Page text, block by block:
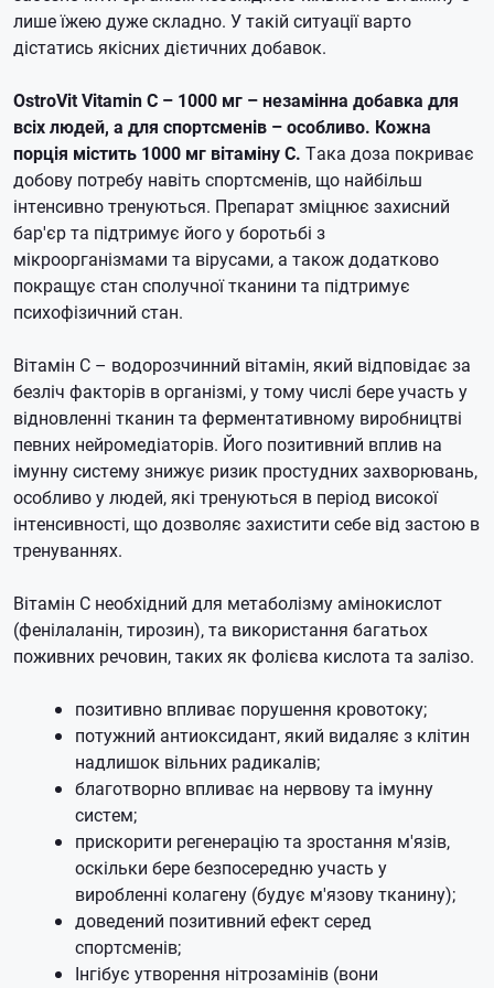
лише їжею дуже складно. У такій ситуації варто
дістатись якісних дієтичних добавок.
OstroVit Vitamin C – 1000 мг – незамінна добавка для
всіх людей, а для спортсменів – особливо. Кожна
порція містить 1000 мг вітаміну С. Така доза покриває
добову потребу навіть спортсменів, що найбільш
інтенсивно тренуються. Препарат зміцнює захисний
бар'єр та підтримує його у боротьбі з
мікроорганізмами та вірусами, а також додатково
покращує стан сполучної тканини та підтримує
психофізичний стан.
Вітамін C – водорозчинний вітамін, який відповідає за
безліч факторів в організмі, у тому числі бере участь у
відновленні тканин та ферментативному виробництві
певних нейромедіаторів. Його позитивний вплив на
імунну систему знижує ризик простудних захворювань,
особливо у людей, які тренуються в період високої
інтенсивності, що дозволяє захистити себе від застою в
тренуваннях.
Вітамін С необхідний для метаболізму амінокислот
(фенілаланін, тирозин), та використання багатьох
поживних речовин, таких як фолієва кислота та залізо.
позитивно впливає порушення кровотоку;
потужний антиоксидант, який видаляє з клітин
надлишок вільних радикалів;
благотворно впливає на нервову та імунну
систем;
прискорити регенерацію та зростання м'язів,
оскільки бере безпосередню участь у
виробленні колагену (будує м'язову тканину);
доведений позитивний ефект серед
спортсменів;
Інгібує утворення нітрозамінів (вони